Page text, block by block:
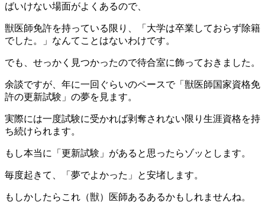
ばいけない場面がよくあるので、
獣医師免許を持っている限り、「大学は卒業しておらず除籍
でした。」なんてことはないわけです。
でも、せっかく見つかったので待合室に飾っておきました。
余談ですが、年に一回ぐらいのペースで「獣医師国家資格免
許の更新試験」の夢を見ます。
実際には一度試験に受かれば剥奪されない限り生涯資格を持
ち続けられます。
もし本当に「更新試験」があると思ったらゾッとします。
毎度起きて、「夢でよかった」と安堵します。
もしかしたらこれ（獣）医師あるあるかもしれませんね。